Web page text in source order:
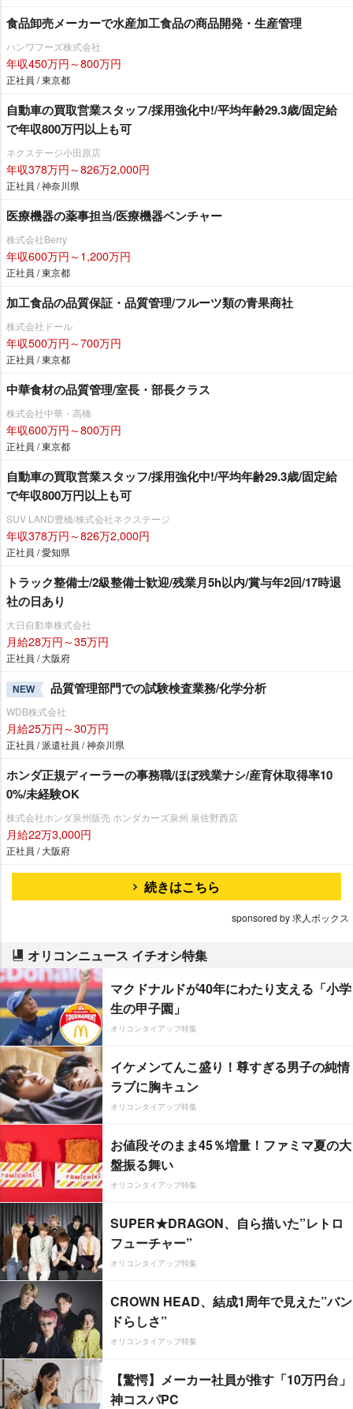
食品卸売メーカーで水産加工食品の商品開発・生産管理
ハンワフーズ株式会社
年収450万円～800万円
正社員 / 東京都
自動車の買取営業スタッフ/採用強化中!/平均年齢29.3歳/固定給
で年収800万円以上も可
ネクステージ小田原店
年収378万円～826万2,000円
正社員 / 神奈川県
医療機器の薬事担当/医療機器ベンチャー
株式会社Berry
年収600万円～1,200万円
正社員 / 東京都
加工食品の品質保証・品質管理/フルーツ類の青果商社
株式会社ドール
年収500万円～700万円
正社員 / 東京都
中華食材の品質管理/室長・部長クラス
株式会社中華・高橋
年収600万円～800万円
正社員 / 東京都
自動車の買取営業スタッフ/採用強化中!/平均年齢29.3歳/固定給
で年収800万円以上も可
SUV LAND豊橋/株式会社ネクステージ
年収378万円～826万2,000円
正社員 / 愛知県
トラック整備士/2級整備士歓迎/残業月5h以内/賞与年2回/17時退
社の日あり
大日自動車株式会社
月給28万円～35万円
正社員 / 大阪府
NEW 品質管理部門での試験検査業務/化学分析
WDB株式会社
月給25万円～30万円
正社員 / 派遣社員 / 神奈川県
ホンダ正規ディーラーの事務職/ほぼ残業ナシ/産育休取得率10
0%/未経験OK
株式会社ホンダ泉州販売 ホンダカーズ泉州 泉佐野西店
月給22万3,000円
正社員 / 大阪府
続きはこちら
sponsored by 求人ボックス
オリコンニュース イチオシ特集
マクドナルドが40年にわたり支える「小学
生の甲子園」
オリコンタイアップ特集
イケメンてんこ盛り！尊すぎる男子の純情
ラブに胸キュン
オリコンタイアップ特集
お値段そのまま45％増量！ファミマ夏の大
盤振る舞い
オリコンタイアップ特集
SUPER★DRAGON、自ら描いた”レトロ
フューチャー”
オリコンタイアップ特集
CROWN HEAD、結成1周年で見えた”バン
ドらしさ”
オリコンタイアップ特集
【驚愕】メーカー社員が推す「10万円台」
神コスパPC